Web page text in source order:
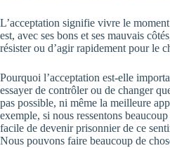
L’acceptation signifie vivre le
est, avec ses bons et ses mauvais
résister ou d’agir rapidement pour le
Pourquoi l’acceptation est-elle
essayer de contrôler ou de changer
pas possible, ni même la meilleure
exemple, si nous ressentons
facile de devenir prisonnier de ce
Nous pouvons faire beaucoup de